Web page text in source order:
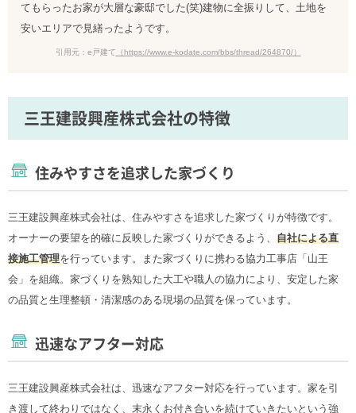
てもらったお家が大層な豪邸でした(笑)建物に全振りして、土地を
安いエリアで見繕ったようです。
引用元：e戸建て （https://www.e-kodate.com/bbs/thread/264870/）
三王建設興産株式会社の特徴
住みやすさを追求した家づくり
三王建設興産株式会社は、住みやすさを追求した家づくりが特徴です。
オーナーの要望を的確に反映した家づくりができるよう、 自社による直
接施工管理を行っています。また家づくりに携わる協力工事店「山王
会」を組織。家づくりを熟知した大工や職人の協力により、安定した家
の品質と生理整頓・清潔感のある現場の品質を保っています。
迅速なアフター対応
三王建設興産株式会社は、迅速なアフター対応を行っています。家を引
き渡して終わりではなく、末永くお付き合いを続けていきたいという強